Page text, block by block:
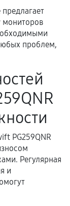
и
мониторов
проблем,
PG259QNR
Регулярная
и